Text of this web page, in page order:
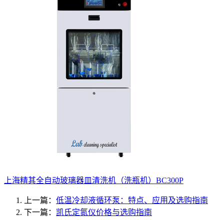
上海精其全自动玻璃器皿清洗机（洗瓶机）BC300P
上一篇： 低温冷却液循环泵：特点、应用及选购指南
下一篇： 凯氏定氮仪价格与选购指南